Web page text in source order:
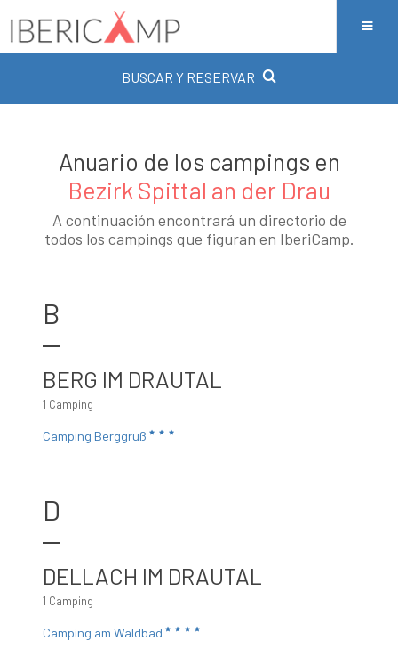
BUSCAR Y RESERVAR
Anuario de los campings en
Bezirk Spittal an der Drau
A continuación encontrará un directorio de
todos los campings que figuran en IberiCamp.
B
BERG IM DRAUTAL
1 Camping
Camping Berggruß
D
DELLACH IM DRAUTAL
1 Camping
Camping am Waldbad